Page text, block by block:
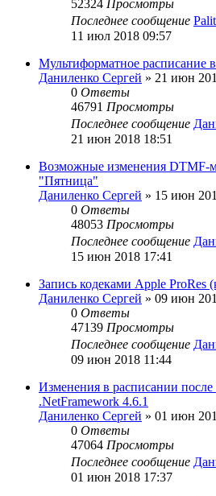
52324 Просмотры
Последнее сообщение
11 июл 2018 09:57
Мультиформатное расписание
Даниленко Сергей » 21 июн
0 Ответы
46791 Просмотры
Последнее сообщение
21 июн 2018 18:51
Возможные изменения DTMF-
"Пятница"
Даниленко Сергей » 15 июн
0 Ответы
48053 Просмотры
Последнее сообщение
15 июн 2018 17:41
Запись кодеками Apple ProRes
Даниленко Сергей » 09 июн
0 Ответы
47139 Просмотры
Последнее сообщение
09 июн 2018 11:44
Изменения в расписании после
.NetFramework 4.6.1
Даниленко Сергей » 01 июн
0 Ответы
47064 Просмотры
Последнее сообщение
01 июн 2018 17:37